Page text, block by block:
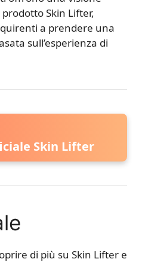
Skin Lifter,
a prendere una
sull’esperienza di
Skin Lifter
di più su Skin Lifter e